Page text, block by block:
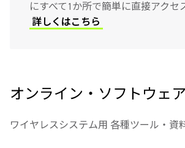
にすべて1か所で簡単に直接アクセ
詳しくはこちら
オンライン・ソフトウェ
ワイヤレスシステム用 各種ツール・資